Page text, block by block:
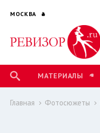
МОСКВА
МАТЕРИАЛЫ
Главная Фотосюжеты